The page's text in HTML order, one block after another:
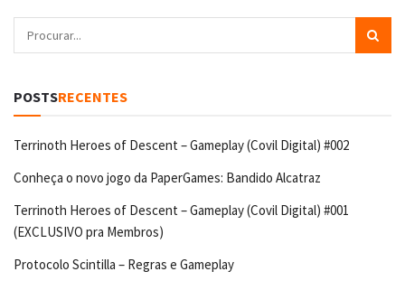
POSTSRECENTES
Terrinoth Heroes of Descent – Gameplay (Covil Digital) #002
Conheça o novo jogo da PaperGames: Bandido Alcatraz
Terrinoth Heroes of Descent – Gameplay (Covil Digital) #001
(EXCLUSIVO pra Membros)
Protocolo Scintilla – Regras e Gameplay